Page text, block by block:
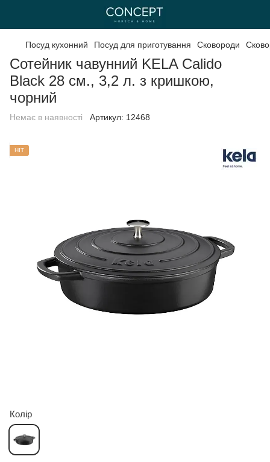
Посуд кухонний Посуд для приготування Сковороди
Сотейник чавунний KELA Calido
Black 28 см., 3,2 л. з кришкою,
чорний
Немає в наявності Артикул: 12468
HIT
Колір